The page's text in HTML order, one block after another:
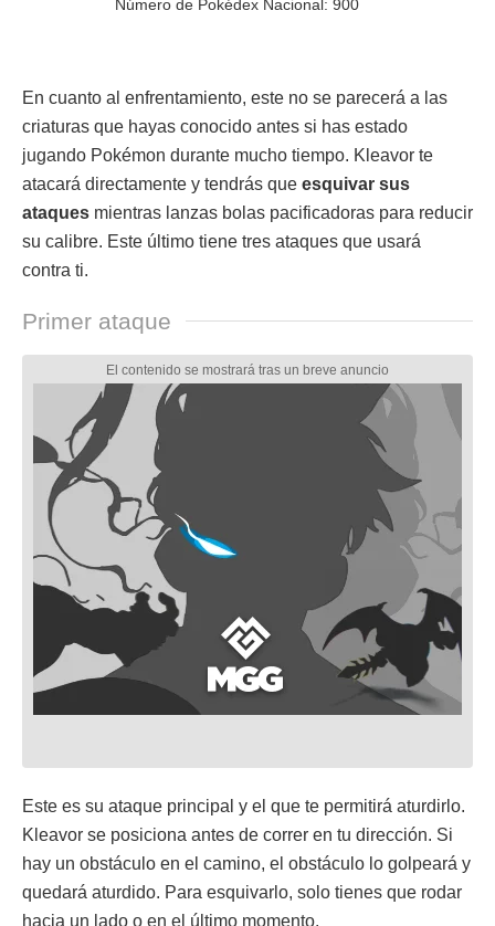
Número de Pokédex Nacional: 900
En cuanto al enfrentamiento, este no se parecerá a las
criaturas que hayas conocido antes si has estado
jugando Pokémon durante mucho tiempo. Kleavor te
atacará directamente y tendrás que esquivar sus
ataques mientras lanzas bolas pacificadoras para reducir
su calibre. Este último tiene tres ataques que usará
contra ti.
Primer ataque
Este es su ataque principal y el que te permitirá aturdirlo.
Kleavor se posiciona antes de correr en tu dirección. Si
hay un obstáculo en el camino, el obstáculo lo golpeará y
quedará aturdido. Para esquivarlo, solo tienes que rodar
hacia un lado o en el último momento.